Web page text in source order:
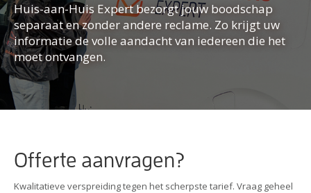
Huis-aan-Huis Expert bezorgt jouw boodschap
separaat en zonder andere reclame. Zo krijgt uw
informatie de volle aandacht van iedereen die het
moet ontvangen.
Offerte aanvragen?
Kwalitatieve verspreiding tegen het scherpste tarief. Vraag geheel